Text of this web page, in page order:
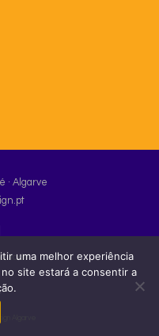
· Algarve
Algarve
uma melhor experiência
site estará a consentir a